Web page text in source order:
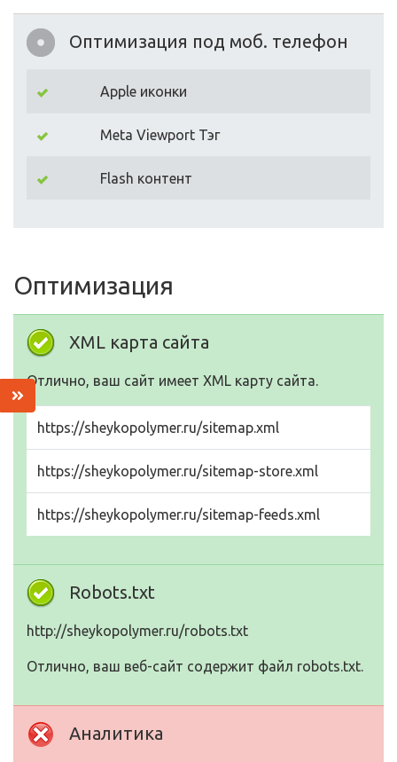
Оптимизация под моб. телефон
Apple иконки
Meta Viewport Тэг
Flash контент
Оптимизация
XML карта сайта
Отлично, ваш сайт имеет XML карту сайта.
https://sheykopolymer.ru/sitemap.xml
https://sheykopolymer.ru/sitemap-store.xml
https://sheykopolymer.ru/sitemap-feeds.xml
Robots.txt
http://sheykopolymer.ru/robots.txt
Отлично, ваш веб-сайт содержит файл robots.txt.
Аналитика